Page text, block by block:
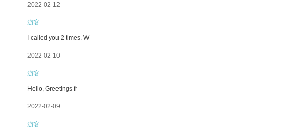
2022-02-12
游客
I called you 2 times. W
2022-02-10
游客
Hello, Greetings fr
2022-02-09
游客